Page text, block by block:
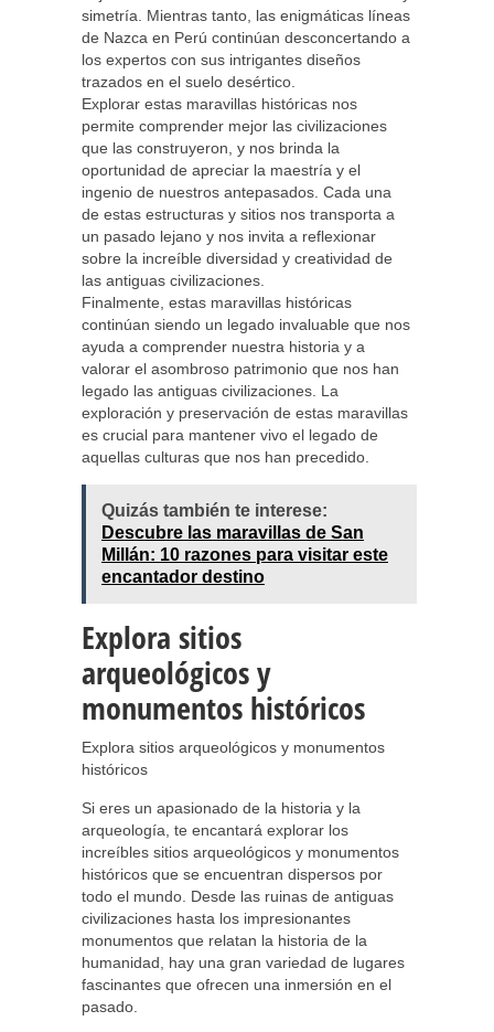
simetría. Mientras tanto, las enigmáticas líneas
de Nazca en Perú continúan desconcertando a
los expertos con sus intrigantes diseños
trazados en el suelo desértico.
Explorar estas maravillas históricas nos
permite comprender mejor las civilizaciones
que las construyeron, y nos brinda la
oportunidad de apreciar la maestría y el
ingenio de nuestros antepasados. Cada una
de estas estructuras y sitios nos transporta a
un pasado lejano y nos invita a reflexionar
sobre la increíble diversidad y creatividad de
las antiguas civilizaciones.
Finalmente, estas maravillas históricas
continúan siendo un legado invaluable que nos
ayuda a comprender nuestra historia y a
valorar el asombroso patrimonio que nos han
legado las antiguas civilizaciones. La
exploración y preservación de estas maravillas
es crucial para mantener vivo el legado de
aquellas culturas que nos han precedido.
Quizás también te interese:
Descubre las maravillas de San
Millán: 10 razones para visitar este
encantador destino
Explora sitios
arqueológicos y
monumentos históricos
Explora sitios arqueológicos y monumentos
históricos
Si eres un apasionado de la historia y la
arqueología, te encantará explorar los
increíbles sitios arqueológicos y monumentos
históricos que se encuentran dispersos por
todo el mundo. Desde las ruinas de antiguas
civilizaciones hasta los impresionantes
monumentos que relatan la historia de la
humanidad, hay una gran variedad de lugares
fascinantes que ofrecen una inmersión en el
pasado.